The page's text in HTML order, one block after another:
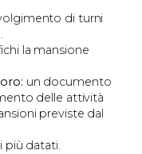
di turni
la mansione
un documento
delle attività
previste dal
più datati.